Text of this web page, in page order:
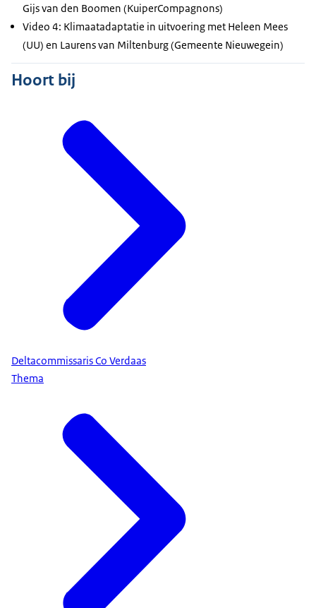
Gijs van den Boomen (KuiperCompagnons)
Video 4: Klimaatadaptatie in uitvoering met Heleen Mees
(UU) en Laurens van Miltenburg (Gemeente Nieuwegein)
Hoort bij
Deltacommissaris Co Verdaas
Thema